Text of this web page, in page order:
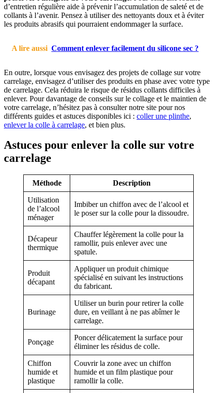
d’entretien régulière aide à prévenir l’accumulation de saleté et de
collants à l’avenir. Pensez à utiliser des nettoyants doux et à éviter
les produits abrasifs qui pourraient endommager la surface.
A lire aussi Comment enlever facilement du silicone sec ?
En outre, lorsque vous envisagez des projets de collage sur votre
carrelage, envisagez d’utiliser des produits en phase avec votre type
de carrelage. Cela réduira le risque de résidus collants difficiles à
enlever. Pour davantage de conseils sur le collage et le maintien de
votre carrelage, n’hésitez pas à consulter notre site pour nos
différents guides et astuces disponibles ici : coller une plinthe,
enlever la colle à carrelage, et bien plus.
Astuces pour enlever la colle sur votre
carrelage
Méthode Description
Utilisation
de l’alcool
ménager
Imbiber un chiffon avec de l’alcool et
le poser sur la colle pour la dissoudre.
Décapeur
thermique
Chauffer légèrement la colle pour la
ramollir, puis enlever avec une
spatule.
Produit
décapant
Appliquer un produit chimique
spécialisé en suivant les instructions
du fabricant.
Burinage
Utiliser un burin pour retirer la colle
dure, en veillant à ne pas abîmer le
carrelage.
Ponçage
Poncer délicatement la surface pour
éliminer les résidus de colle.
Chiffon
humide et
plastique
Couvrir la zone avec un chiffon
humide et un film plastique pour
ramollir la colle.